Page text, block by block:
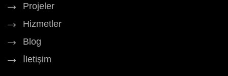
Projeler
Hizmetler
Blog
İletişim